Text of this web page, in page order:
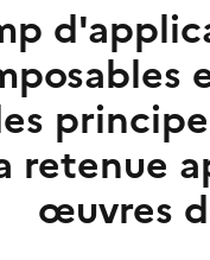
retenue
œuvres